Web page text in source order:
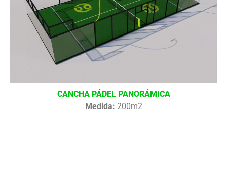
CANCHA PÁDEL PANORÁMICA
Medida: 200m2